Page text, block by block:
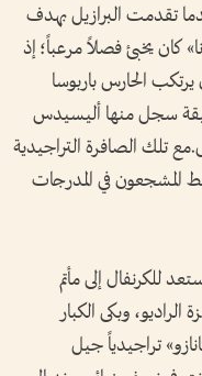
تقدمت البرازيل بهدف
كان يخبئ فصلاً مرعباً؛ إذ
الحارس باربوسا
79، تاركاً زاوية ضيقة سجل منها أليسيدس
تلك الصافرة التراجيدية
المشجعون في المدرجات
للكرنفال إلى مأتم
وبكى الكبار
تراجيدياً جيل